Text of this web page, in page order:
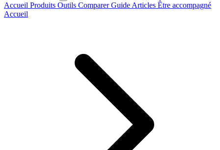
Accueil Produits Outils ComparerGuide Articles Être accompagné
Accueil